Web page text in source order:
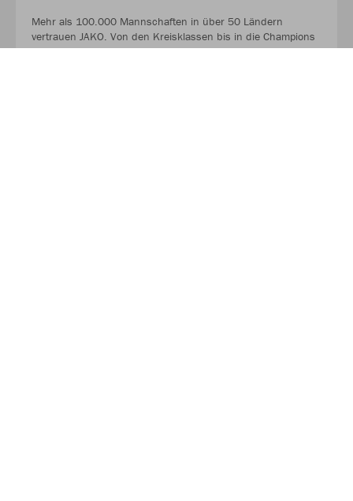
Mehr als 100.000 Mannschaften in über 50 Ländern
vertrauen JAKO. Von den Kreisklassen bis in die Champions
League. Bambinis, erste Mannschaften und Senioren.